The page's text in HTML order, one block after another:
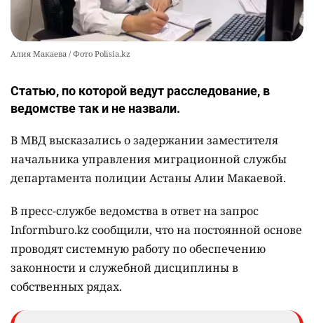
Алия Макаева / Фото Polisia.kz
Статью, по которой ведут расследование, в
ведомстве так и не назвали.
В МВД высказались о задержании заместителя
начальника управления миграционной службы
департамента полиции Астаны Алии Макаевой.
В пресс-службе ведомства в ответ на запрос
Informburo.kz сообщили, что на постоянной основе
проводят системную работу по обеспечению
законности и служебной дисциплины в
собственных рядах.